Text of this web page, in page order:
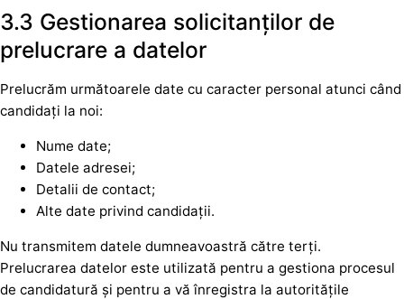
3.3 Gestionarea solicitanților de
prelucrare a datelor
Prelucrăm următoarele date cu caracter personal atunci când
candidați la noi:
Nume date;
Datele adresei;
Detalii de contact;
Alte date privind candidații.
Nu transmitem datele dumneavoastră către terți.
Prelucrarea datelor este utilizată pentru a gestiona procesul
de candidatură și pentru a vă înregistra la autoritățile